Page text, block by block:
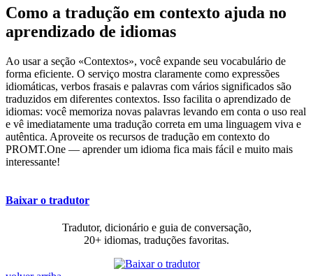
Como a tradução em contexto ajuda no
aprendizado de idiomas
Ao usar a seção «Contextos», você expande seu vocabulário de
forma eficiente. O serviço mostra claramente como expressões
idiomáticas, verbos frasais e palavras com vários significados são
traduzidos em diferentes contextos. Isso facilita o aprendizado de
idiomas: você memoriza novas palavras levando em conta o uso real
e vê imediatamente uma tradução correta em uma linguagem viva e
autêntica. Aproveite os recursos de tradução em contexto do
PROMT.One — aprender um idioma fica mais fácil e muito mais
interessante!
Baixar o tradutor
Tradutor, dicionário e guia de conversação,
20+ idiomas, traduções favoritas.